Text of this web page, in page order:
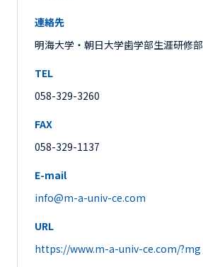
連絡先
明海大学・朝日大学歯学部生涯研修部
TEL
058-329-3260
FAX
058-329-1137
E-mail
info@m-a-univ-ce.com
URL
https://www.m-a-univ-ce.com/?mg